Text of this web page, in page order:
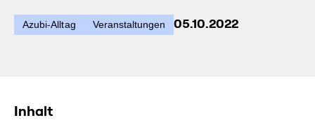
Azubi-Alltag Veranstaltungen 05.10.2022
Inhalt